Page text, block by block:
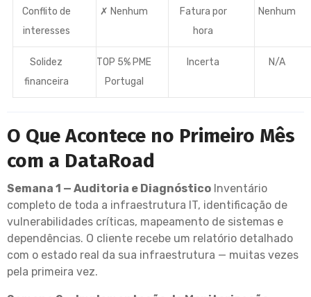
Conflito de
interesses
✗ Nenhum
Fatura por
hora
Nenhum
Solidez
financeira
TOP 5% PME
Portugal
Incerta N/A
O Que Acontece no Primeiro Mês
com a DataRoad
Semana 1 — Auditoria e Diagnóstico Inventário
completo de toda a infraestrutura IT, identificação de
vulnerabilidades críticas, mapeamento de sistemas e
dependências. O cliente recebe um relatório detalhado
com o estado real da sua infraestrutura — muitas vezes
pela primeira vez.